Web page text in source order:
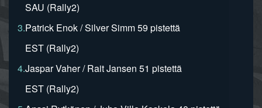
SAU (Rally2)
3.Patrick Enok / Silver Simm 59 pistettä
EST (Rally2)
4.Jaspar Vaher / Rait Jansen 51 pistettä
EST (Rally2)